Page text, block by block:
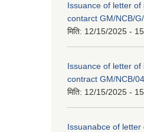
Issuance of letter
contarct GM/NCB/
मिति: 12/15/2025 -
Issuance of letter
contract GM/NCB/
मिति: 12/15/2025 -
Issuanabce of